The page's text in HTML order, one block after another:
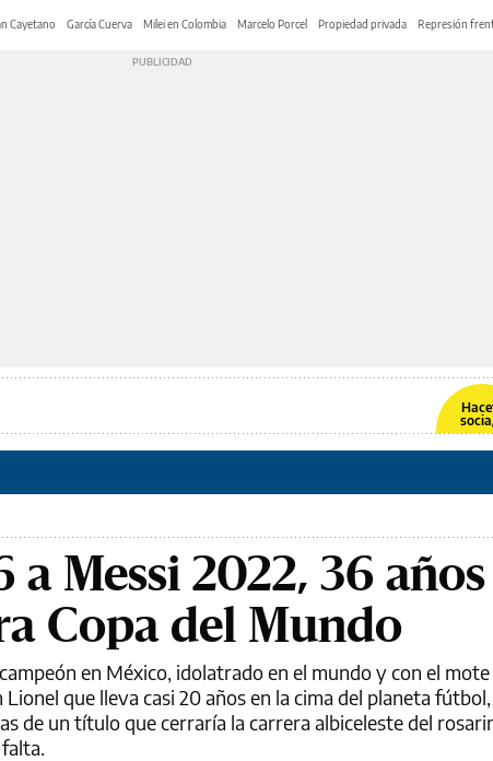
Cayetano García Cuerva Milei en Colombia Marcelo Porcel Propiedad privada Represión
a Messi 2022, 36 años
Copa del Mundo
en México, idolatrado en el mundo y con el
que lleva casi 20 años en la cima del planeta
de un título que cerraría la carrera albiceleste del